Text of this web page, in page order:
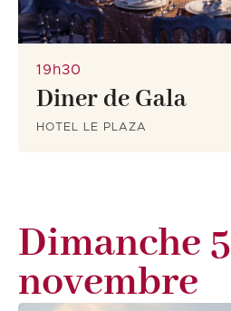
19h30
Diner de Gala
HOTEL LE PLAZA
Dimanche 5
novembre